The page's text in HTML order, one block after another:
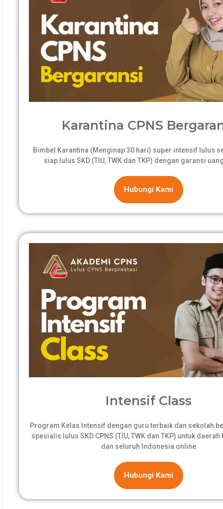
Karantina CPNS
Bimbel Karantina (Menginap 30 hari) super intensif lulus
siap lulus SKD (TIU, TWK dan TKP) dengan garansi
Hubungi Kami
Intensif Class
Program Kelas Intensif dengan guru terbaik dan sekolah
spesialis lulus SKD CPNS (TIU, TWK dan TKP) untuk
dan seluruh Indonesia online
Hubungi Kami